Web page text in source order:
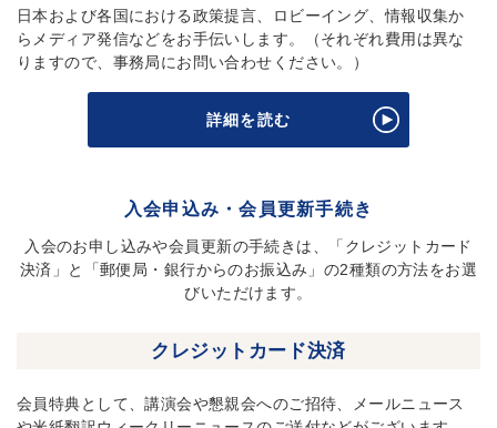
日本および各国における政策提言、ロビーイング、情報収集か
らメディア発信などをお手伝いします。（それぞれ費用は異な
りますので、事務局にお問い合わせください。）
詳細を読む
入会申込み・会員更新手続き
入会のお申し込みや会員更新の手続きは、「クレジットカード
決済」と「郵便局・銀行からのお振込み」の2種類の方法をお選
びいただけます。
クレジットカード決済
会員特典として、講演会や懇親会へのご招待、メールニュース